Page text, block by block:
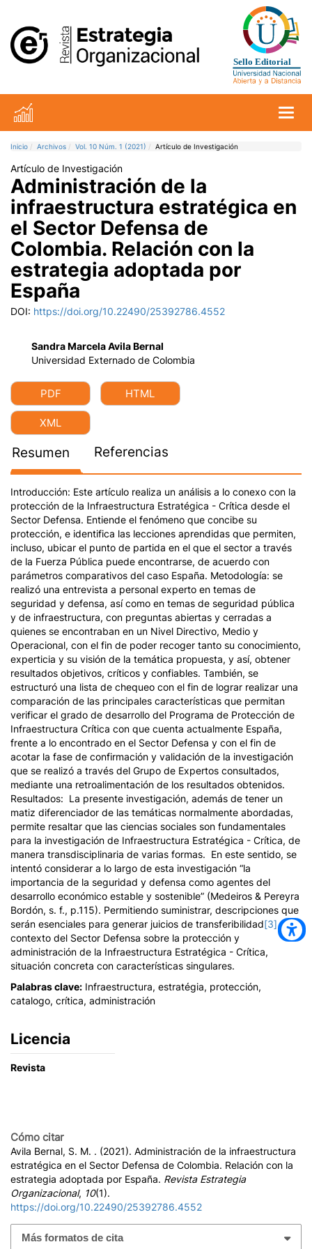
Inicio Archivos Vol. 10 Núm. 1 (2021) Artículo de Investigación
Artículo de Investigación
Administración de la
infraestructura estratégica en
el Sector Defensa de
Colombia. Relación con la
estrategia adoptada por
España
DOI: https://doi.org/10.22490/25392786.4552
Sandra Marcela Avila Bernal
Universidad Externado de Colombia
PDF HTML
XML
Resumen Referencias
Introducción: Este artículo realiza un análisis a lo conexo con la
protección de la Infraestructura Estratégica - Crítica desde el
Sector Defensa. Entiende el fenómeno que concibe su
protección, e identifica las lecciones aprendidas que permiten,
incluso, ubicar el punto de partida en el que el sector a través
de la Fuerza Pública puede encontrarse, de acuerdo con
parámetros comparativos del caso España. Metodología: se
realizó una entrevista a personal experto en temas de
seguridad y defensa, así como en temas de seguridad pública
y de infraestructura, con preguntas abiertas y cerradas a
quienes se encontraban en un Nivel Directivo, Medio y
Operacional, con el fin de poder recoger tanto su conocimiento,
experticia y su visión de la temática propuesta, y así, obtener
resultados objetivos, críticos y confiables. También, se
estructuró una lista de chequeo con el fin de lograr realizar una
comparación de las principales características que permitan
verificar el grado de desarrollo del Programa de Protección de
Infraestructura Crítica con que cuenta actualmente España,
frente a lo encontrado en el Sector Defensa y con el fin de
acotar la fase de confirmación y validación de la investigación
que se realizó a través del Grupo de Expertos consultados,
mediante una retroalimentación de los resultados obtenidos.
Resultados: La presente investigación, además de tener un
matiz diferenciador de las temáticas normalmente abordadas,
permite resaltar que las ciencias sociales son fundamentales
para la investigación de Infraestructura Estratégica - Crítica, de
manera transdisciplinaria de varias formas. En este sentido, se
intentó considerar a lo largo de esta investigación “la
importancia de la seguridad y defensa como agentes del
desarrollo económico estable y sostenible” (Medeiros & Pereyra
Bordón, s. f., p.115). Permitiendo suministrar, descripciones que
serán esenciales para generar juicios de transferibilidad[3]al
contexto del Sector Defensa sobre la protección y
administración de la Infraestructura Estratégica - Crítica,
situación concreta con características singulares.
Palabras clave: Infraestructura, estratégia, protección,
catalogo, crítica, administración
Licencia
Revista
Cómo citar
Avila Bernal, S. M. . (2021). Administración de la infraestructura
estratégica en el Sector Defensa de Colombia. Relación con la
estrategia adoptada por España. Revista Estrategia
Organizacional, 10(1).
https://doi.org/10.22490/25392786.4552
Más formatos de cita